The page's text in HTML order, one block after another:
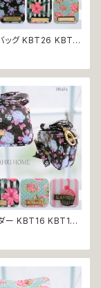
ッグ KBT26 KBT2
KAHRI HO
ホーム ミニバッグ
チバッグ プレゼン
ー KBT16 KBT17
KBT20 KAHRI
・ホーム ポシェッ
ミニバッグ プレゼン